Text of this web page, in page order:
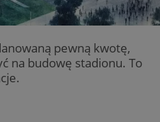
pewną kwotę,
na budowę stadionu. To